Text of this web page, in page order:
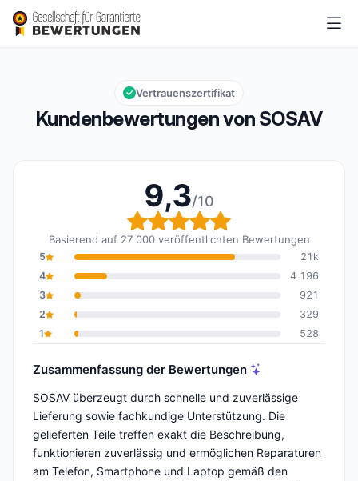
SOSAV
Gesamtbewertung: 9,3 von 10
9,3/10
Kundenbewertungen von SOSAV
Vertrauenszertifikat
9,3/10
Gesamtbewertung: 9,3
Basierend auf 27 000 veröffentlichten Bewertungen
5
21k
4
4 196
3
921
2
329
1
528
Zusammenfassung der Bewertungen
SOSAV überzeugt durch schnelle und zuverlässige
Lieferung sowie fachkundige Unterstützung. Die
gelieferten Teile treffen exakt die Beschreibung,
funktionieren zuverlässig und ermöglichen Reparaturen
am Telefon, Smartphone und Laptop gemäß den